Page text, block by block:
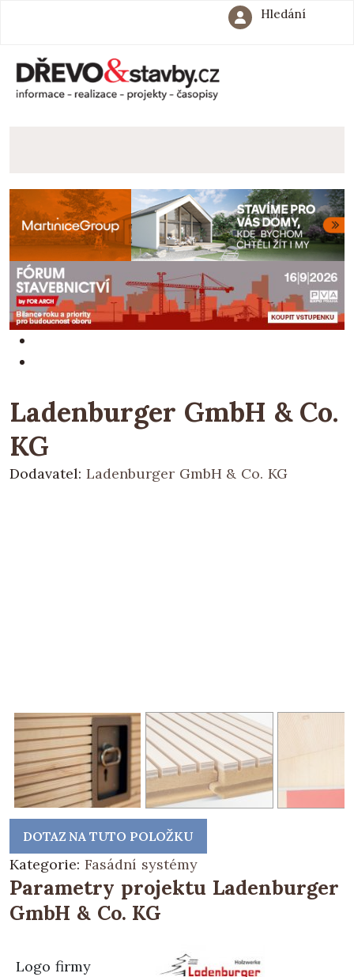
Hledání
Ladenburger GmbH & Co.
KG
Dodavatel: Ladenburger GmbH & Co. KG
DOTAZ NA TUTO POLOŽKU
Kategorie: Fasádní systémy
Parametry projektu Ladenburger
GmbH & Co. KG
Logo firmy